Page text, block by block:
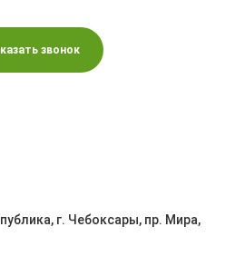
звонок
г. Чебоксары, пр. Мира,